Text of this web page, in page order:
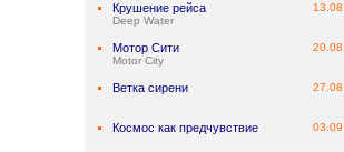
Крушение рейса
Deep Water
13.08
Мотор Сити
Motor City
20.08
Ветка сирени 27.08
Космос как предчувствие 03.09